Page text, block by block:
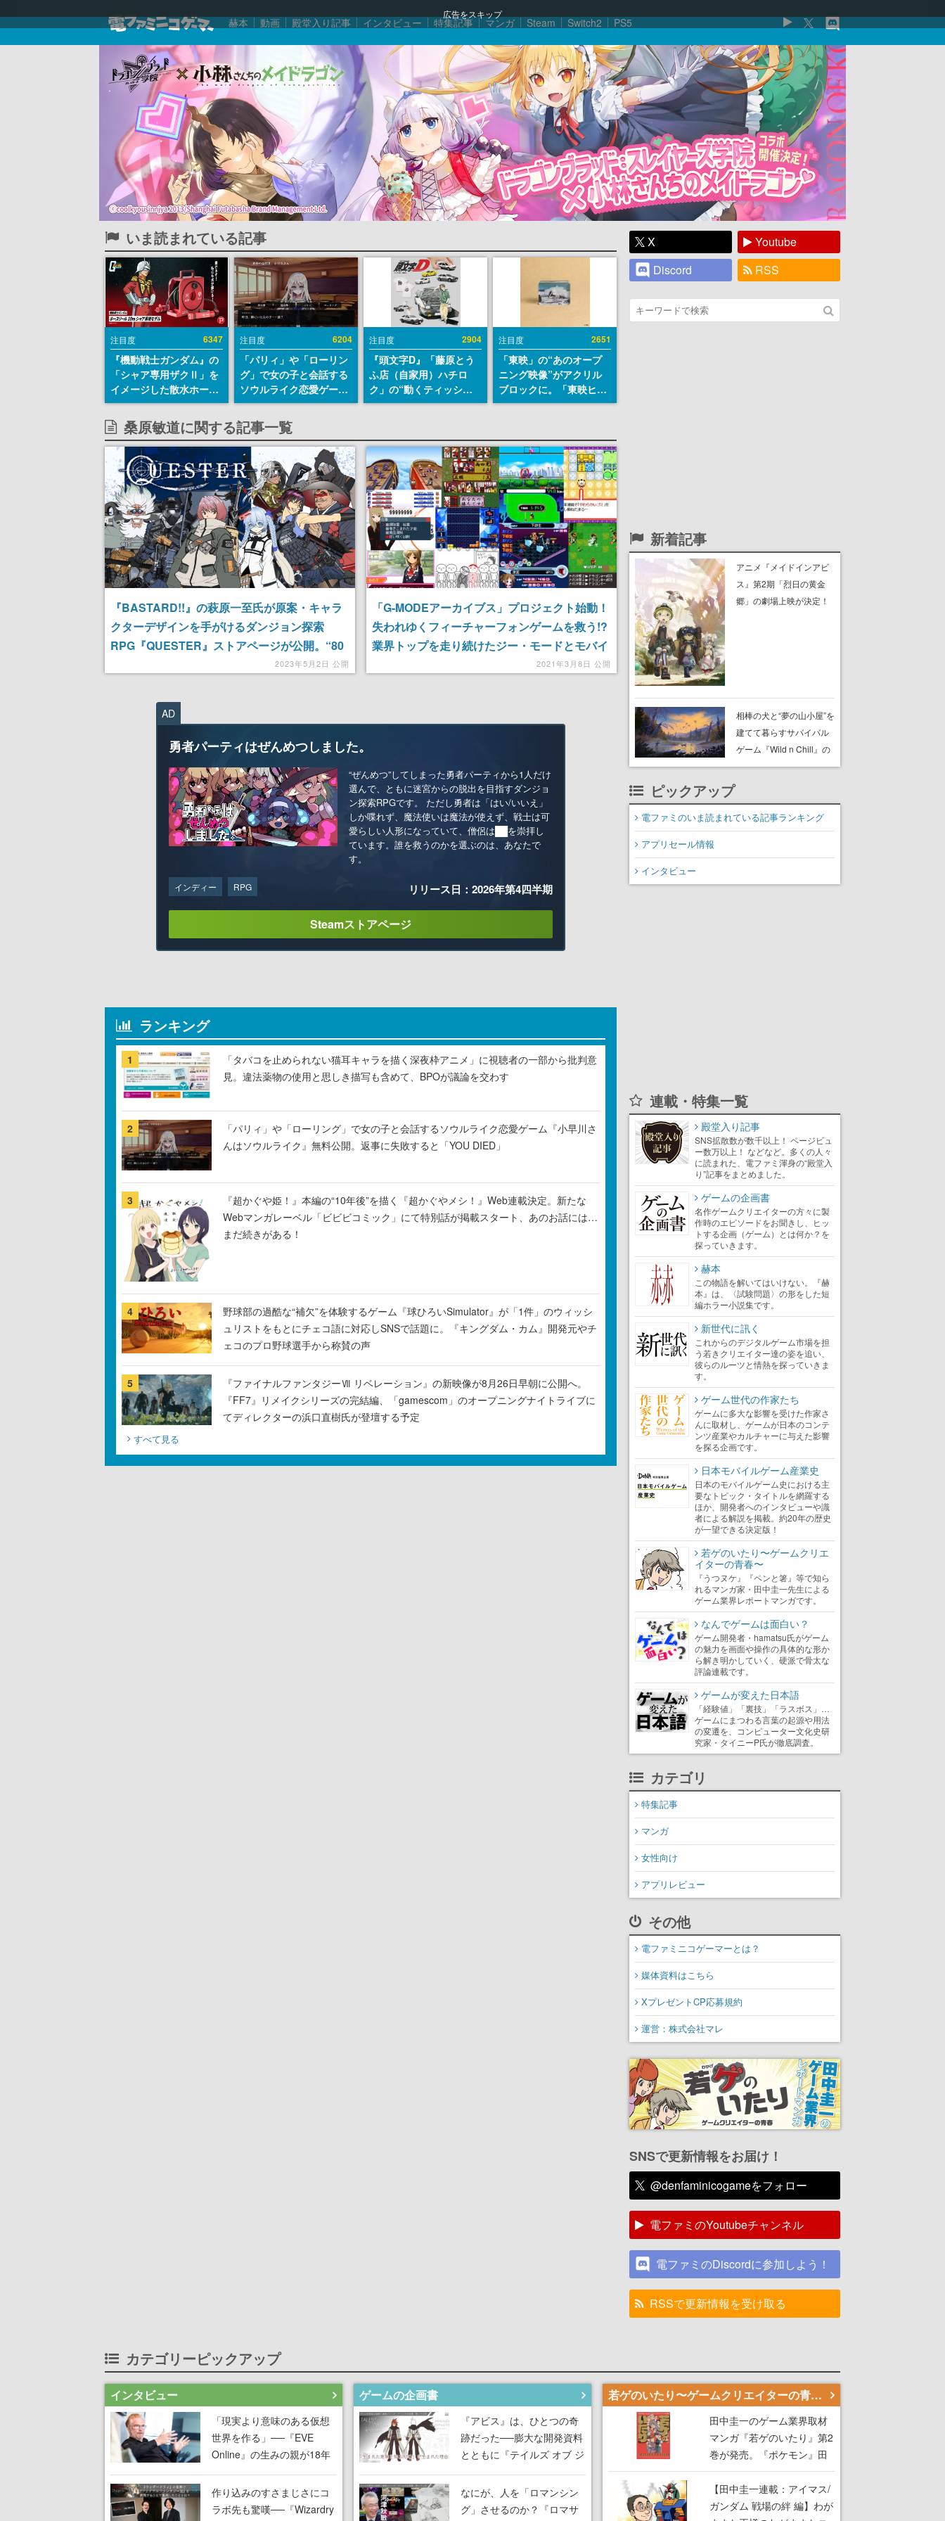
広告をスキップ
赫本 動画 殿堂入り記事 インタビュー 特集記事 マンガ Steam Switch2 PS5
いま読まれている記事
注目度 6347
『機動戦士ガンダム』の
「シャア専用ザクⅡ」を
イメージした散水ホース
リールが予約開始。本体
にはシャアのパーソナル
マークやジオン公国軍の
エンブレム、型式番号な
どを配置
注目度 6204
「パリィ」や「ローリン
グ」で女の子と会話する
ソウルライク恋愛ゲーム
『小早川さんはソウルラ
イク』無料公開。返事に
失敗すると「YOU
DIED」
注目度 2904
『頭文字D』「藤原とう
ふ店（自家用）ハチロ
ク」の“動くティッシュ
ケース”が買えるポップ
群馬の「イオンモール高
崎」にて、8月11日から8
月20日までの期間限定で
開催予定
注目度 2651
「東映」の“あのオープ
ニング映像”がアクリル
ブロックに。「東映ヒス
トリカル グッズコレクシ
桑原敏道に関する記事一覧
『BASTARD!!』の萩原一至氏が原案・キャラ
クターデザインを手がけるダンジョン探索
RPG『QUESTER』ストアページが公開。“80
年代のパソコンゲームに感じたワクワク”を表
2023年5月2日 公開
「G-MODEアーカイブス」プロジェクト始動！
失われゆくフィーチャーフォンゲームを救う!?
業界トップを走り続けたジー・モードとモバイ
2021年3月8日 公開
AD
勇者パーティはぜんめつしました。
“ぜんめつ”してしまった勇者パーティから1人だけ
選んで、ともに迷宮からの脱出を目指すダンジョ
ン探索RPGです。 ただし勇者は「はい/いいえ」
しか喋れず、魔法使いは魔法が使えず、戦士は可
愛らしい人形になっていて、僧侶は██を崇拝し
ています。誰を救うのかを選ぶのは、あなたで
す。
インディー RPG リリース日：2026年第4四半期
Steamストアページ
ランキング
1
「タバコを止められない猫耳キャラを描く深夜枠アニメ」に視聴者の一部から批判意
見。違法薬物の使用と思しき描写も含めて、BPOが議論を交わす
2
「パリィ」や「ローリング」で女の子と会話するソウルライク恋愛ゲーム『小早川さ
んはソウルライク』無料公開。返事に失敗すると「YOU DIED」
3
『超かぐや姫！』本編の“10年後”を描く『超かぐやメシ！』Web連載決定。新たな
Webマンガレーベル「ビビビコミック」にて特別話が掲載スタート、あのお話には…
まだ続きがある！
4
野球部の過酷な“補欠”を体験するゲーム『球ひろいSimulator』が「1件」のウィッシ
ュリストをもとにチェコ語に対応しSNSで話題に。『キングダム・カム』開発元やチ
ェコのプロ野球選手から称賛の声
5
『ファイナルファンタジーⅦ リベレーション』の新映像が8月26日早朝に公開へ。
『FF7』リメイクシリーズの完結編、「gamescom」のオープニングナイトライブに
てディレクターの浜口直樹氏が登壇する予定
すべて見る
X
Youtube
Discord
RSS
新着記事
アニメ『メイドインアビ
ス』第2期「烈日の黄金
郷」の劇場上映が決定！
相棒の犬と“夢の山小屋”を
建てて暮らすサバイバル
ゲーム『Wild n Chill』の
体験版がSteamで配信
ピックアップ
電ファミのいま読まれている記事ランキング
アプリセール情報
インタビュー
連載・特集一覧
殿堂入り記事
SNS拡散数が数千以上！ ページビュ
ー数万以上！ などなど。多くの人々
に読まれた、電ファミ渾身の“殿堂入
り”記事をまとめました。
ゲームの企画書
名作ゲームクリエイターの方々に製
作時のエピソードをお聞きし、ヒッ
トする企画（ゲーム）とは何か？を
探っていきます。
赫本
この物語を解いてはいけない。『赫
本』は、〈試験問題〉の形をした短
編ホラー小説集です。
新世代に訊く
これからのデジタルゲーム市場を担
う若きクリエイター達の姿を追い、
彼らのルーツと情熱を探っていきま
す。
ゲーム世代の作家たち
ゲームに多大な影響を受けた作家さ
んに取材し、ゲームが日本のコンテ
ンツ産業やカルチャーに与えた影響
を探る企画です。
日本モバイルゲーム産業史
日本のモバイルゲーム史における主
要なトピック・タイトルを網羅する
ほか、開発者へのインタビューや識
者による解説を掲載。約20年の歴史
が一望できる決定版！
若ゲのいたり〜ゲームクリエ
イターの青春〜
『うつヌケ』『ペンと箸』等で知ら
れるマンガ家・田中圭一先生による
ゲーム業界レポートマンガです。
なんでゲームは面白い？
ゲーム開発者・hamatsu氏がゲーム
の魅力を画面や操作の具体的な形か
ら解き明かしていく、硬派で骨太な
評論連載です。
ゲームが変えた日本語
「経験値」「裏技」「ラスボス」…
ゲームにまつわる言葉の起源や用法
の変遷を、コンピューター文化史研
究家・タイニーP氏が徹底調査。
カテゴリ
特集記事
マンガ
女性向け
アプリレビュー
その他
電ファミニコゲーマーとは？
媒体資料はこちら
XプレゼントCP応募規約
運営：株式会社マレ
SNSで更新情報をお届け！
@denfaminicogameをフォロー
電ファミのYoutubeチャンネル
電ファミのDiscordに参加しよう！
RSSで更新情報を受け取る
カテゴリーピックアップ
インタビュー
「現実より意味のある仮想
世界を作る」──『EVE
Online』の生みの親が18年
言”は、比喩ではなく本気だ
った
作り込みのすさまじさにコ
ラボ先も驚嘆──『Wizardry
ゲームの企画書
『アビス』は、ひとつの奇
跡だった──膨大な開発資料
とともに『テイルズ オブ ジ
「生まれた意味を知る
RPG」が生まれた理由【ゲ
なにが、人を「ロマンシン
グ」させるのか？『ロマサ
若ゲのいたり〜ゲームクリエイターの青春〜
田中圭一のゲーム業界取材
マンガ『若ゲのいたり』第2
巻が発売。『ポケモン』田
尻智さん、『ゼビウス』遠
藤雅伸さんらの貴重なエピ
ソードを収録
【田中圭一連載：アイマス/
ガンダム 戦場の絆 編】わが